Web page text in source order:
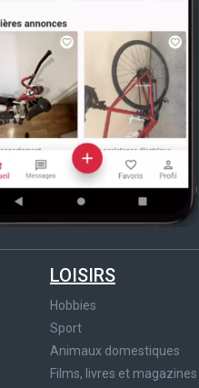
LOISIRS
Hobbies
Sport
Animaux domestiques
Films, livres et magazines